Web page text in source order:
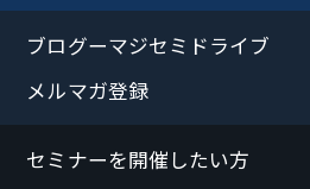
ブログーマジセミドライブ
メルマガ登録
セミナーを開催したい方